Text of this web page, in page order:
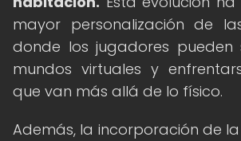
mayor personalización de
donde los jugadores pueden
mundos virtuales y
que van más allá de lo físico.
Además, la incorporación de